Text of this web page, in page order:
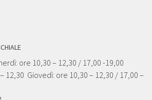
ore 10,30 – 12,30 / 17,00 -19,00
12,30 Giovedì: ore 10,30 – 12,30 / 17,00 –